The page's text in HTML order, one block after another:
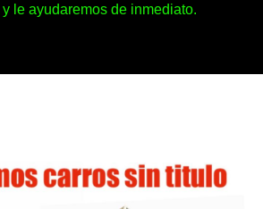
le ayudaremos de inmediato.